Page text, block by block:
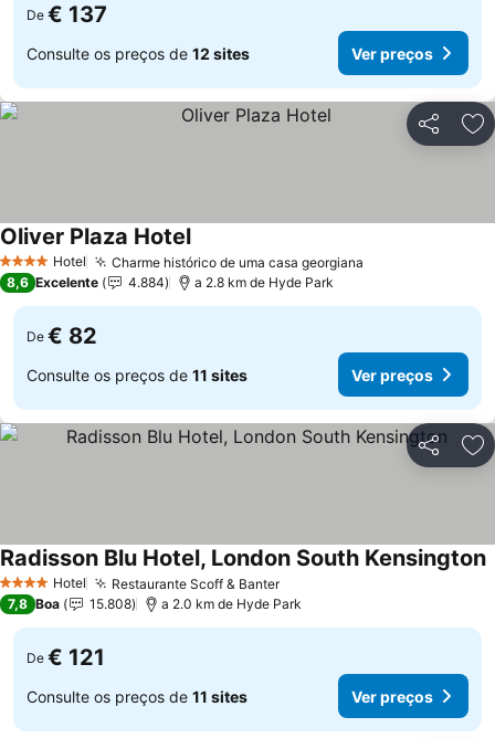
De € 137
Consulte os preços de 12 sites Ver preços
Partilhar
4 EstrelasHotel Charme histórico de uma casa georgiana
Oliver Plaza Hotel
8,6 Excelente 4.884 a 2.8 km de Hyde Park
De € 82
Consulte os preços de 11 sites Ver preços
Partilhar
4 EstrelasHotel Restaurante Scoff & Banter
Radisson Blu Hotel, London South Kensington
7,8 Boa 15.808 a 2.0 km de Hyde Park
De € 121
Consulte os preços de 11 sites Ver preços